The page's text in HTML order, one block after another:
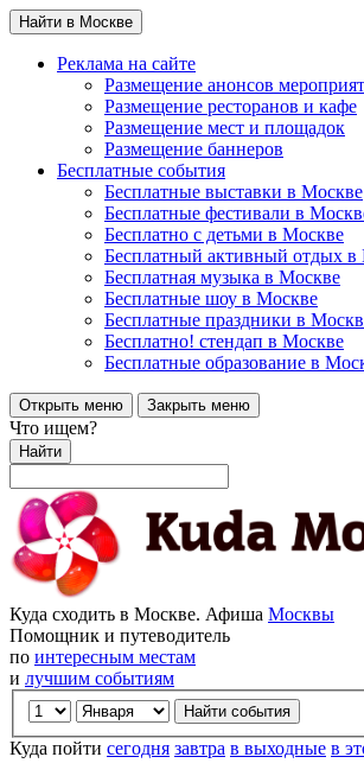
Найти в Москве
Реклама на сайте
Размещение анонсов
Размещение ресторанов и кафе
Размещение мест и площадок
Размещение баннеров
Бесплатные события
Бесплатные выставки в Москве
Бесплатные фестивали в
Бесплатно с детьми в Москве
Бесплатный активный отдых в
Бесплатная музыка в Москве
Бесплатные шоу в Москве
Бесплатные праздники в
Бесплатно! стендап в Москве
Бесплатные образование в
Открыть меню Закрыть меню
Что ищем?
Найти
Куда сходить в Москве. Афиша Москвы
Помощник и путеводитель
по интересным местам
и лучшим событиям
Куда пойти сегодня завтра в выходные в